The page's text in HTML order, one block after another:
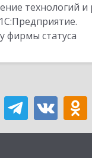
технологий
фирмы статуса